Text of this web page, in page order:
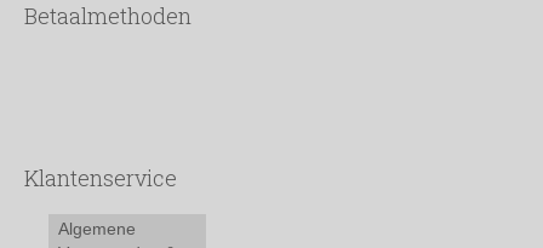
Betaalmethoden
Klantenservice
Algemene